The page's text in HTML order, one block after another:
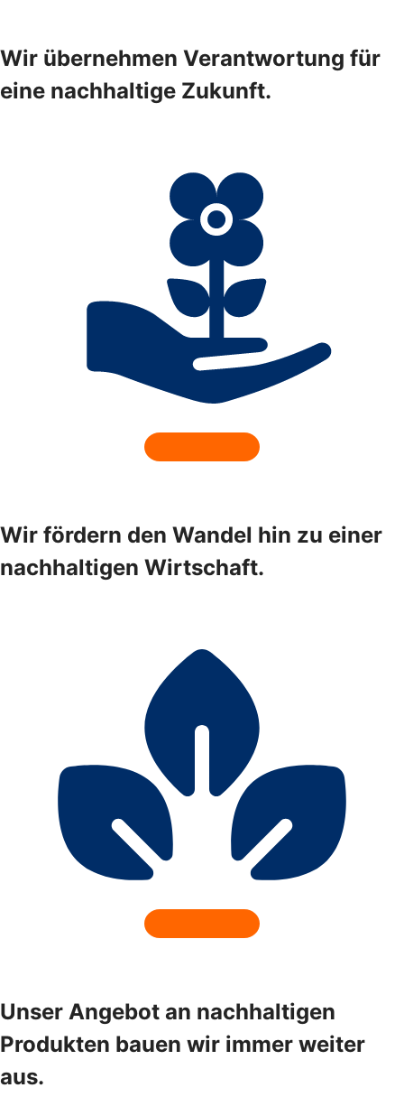
Wir übernehmen Verantwortung für
eine nachhaltige Zukunft.
Wir fördern den Wandel hin zu einer
nachhaltigen Wirtschaft.
Unser Angebot an nachhaltigen
Produkten bauen wir immer weiter
aus.